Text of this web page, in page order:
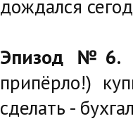
дождался
Эпизод №6.
припёрло!)
сделать -